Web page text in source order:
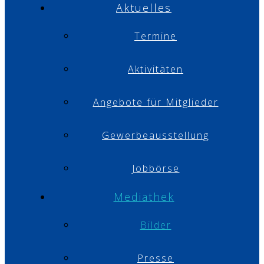
Aktuelles
Termine
Aktivitäten
Angebote für Mitglieder
Gewerbeausstellung
Jobbörse
Mediathek
Bilder
Presse